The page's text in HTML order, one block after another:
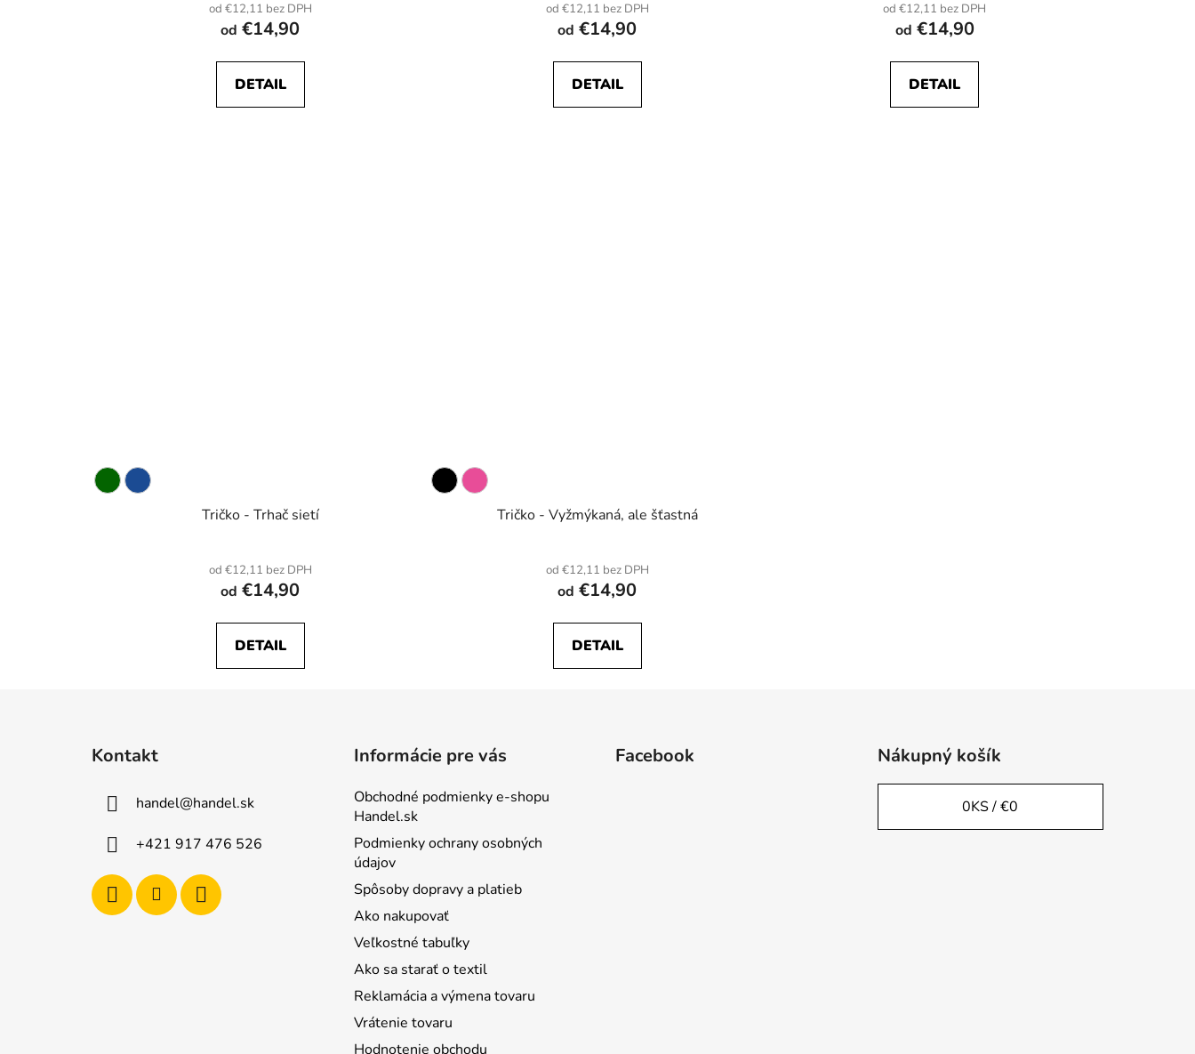
od €12,11 bez DPH
od €14,90
DETAIL
od €12,11 bez DPH
od €14,90
DETAIL
od €12,11 bez DPH
od €14,90
DETAIL
Tričko - Trhač sietí
od €12,11 bez DPH
od €14,90
DETAIL
Tričko - Vyžmýkaná, ale šťastná
od €12,11 bez DPH
od €14,90
DETAIL
Kontakt
handel@handel.sk
+421 917 476 526
Informácie pre vás
Obchodné podmienky e-shopu
Handel.sk
Podmienky ochrany osobných
údajov
Spôsoby dopravy a platieb
Ako nakupovať
Veľkostné tabuľky
Ako sa starať o textil
Reklamácia a výmena tovaru
Vrátenie tovaru
Hodnotenie obchodu
Facebook Nákupný košík
0KS /€0